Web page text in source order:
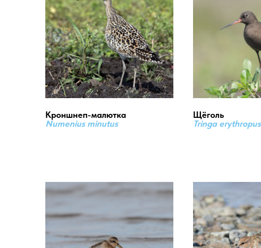
Кроншнеп-малютка
Numenius minutus
Щёголь
Tringa erythropus